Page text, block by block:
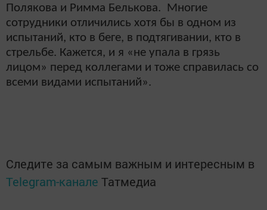
Полякова и Римма Белькова. Многие
сотрудники отличились хотя бы в одном из
испытаний, кто в беге, в подтягивании, кто в
стрельбе. Кажется, и я «не упала в грязь
лицом» перед коллегами и тоже справилась со
всеми видами испытаний».
Следите за самым важным и интересным в
Telegram-канале Татмедиа